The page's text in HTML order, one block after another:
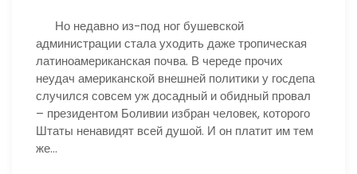
Но недавно из-под ног бушевской
администрации стала уходить даже тропическая
латиноамериканская почва. В череде прочих
неудач американской внешней политики у госдепа
случился совсем уж досадный и обидный провал
– президентом Боливии избран человек, которого
Штаты ненавидят всей душой. И он платит им тем
же…